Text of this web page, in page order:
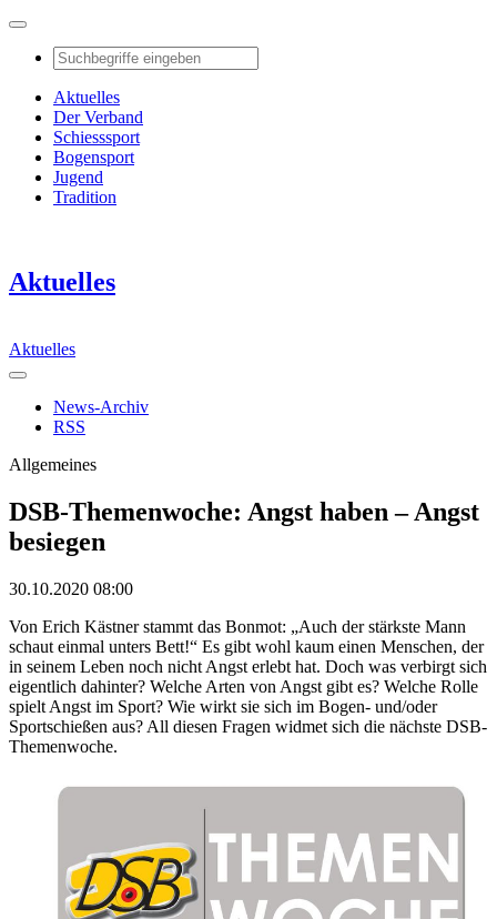
Aktuelles
Der Verband
Schiesssport
Bogensport
Jugend
Tradition
Aktuelles
Aktuelles
News-Archiv
RSS
Allgemeines
DSB-Themenwoche: Angst haben – Angst
besiegen
30.10.2020 08:00
Von Erich Kästner stammt das Bonmot: „Auch der stärkste Mann
schaut einmal unters Bett!“ Es gibt wohl kaum einen Menschen, der
in seinem Leben noch nicht Angst erlebt hat. Doch was verbirgt sich
eigentlich dahinter? Welche Arten von Angst gibt es? Welche Rolle
spielt Angst im Sport? Wie wirkt sie sich im Bogen- und/oder
Sportschießen aus? All diesen Fragen widmet sich die nächste DSB-
Themenwoche.